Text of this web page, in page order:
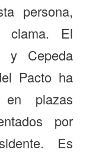
persona,
El
y Cepeda
Pacto ha
plazas
por
Es